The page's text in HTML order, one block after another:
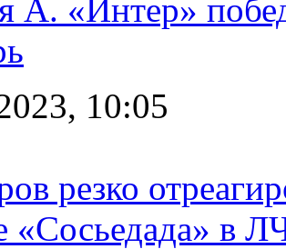
А. «Интер»
10:05
резко
«Сосьедада» в